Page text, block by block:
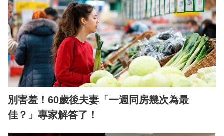
別害羞！60歲後夫妻「一週同房幾次為最
佳？」專家解答了！